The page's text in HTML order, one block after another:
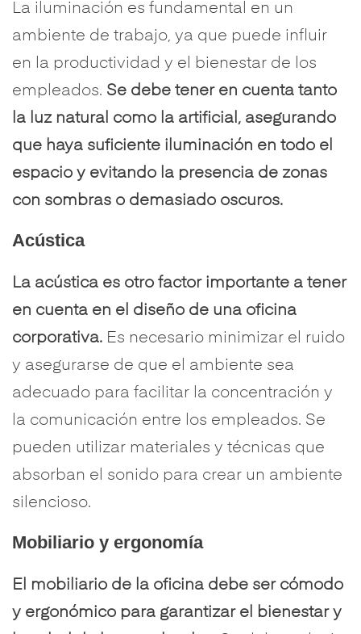
La iluminación es fundamental en un
ambiente de trabajo, ya que puede influir
en la productividad y el bienestar de los
empleados. Se debe tener en cuenta tanto
la luz natural como la artificial, asegurando
que haya suficiente iluminación en todo el
espacio y evitando la presencia de zonas
con sombras o demasiado oscuros.
Acústica
La acústica es otro factor importante a tener
en cuenta en el diseño de una oficina
corporativa. Es necesario minimizar el ruido
y asegurarse de que el ambiente sea
adecuado para facilitar la concentración y
la comunicación entre los empleados. Se
pueden utilizar materiales y técnicas que
absorban el sonido para crear un ambiente
silencioso.
Mobiliario y ergonomía
El mobiliario de la oficina debe ser cómodo
y ergonómico para garantizar el bienestar y